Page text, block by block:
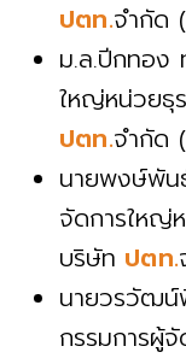
ปตท.จำกัด
ม.ล.ปีกทอง
ใหญ่หน่วยธุ
ปตท.จำกัด
นายพงษ์พัน
จัดการใหญ่
บริษัท ปตท.
นายวรวัฒน์
กรรมการผู้